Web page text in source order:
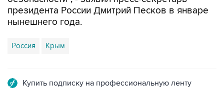
президента России Дмитрий Песков в январе
нынешнего года.
Россия Крым
Купить подписку на профессиональную ленту